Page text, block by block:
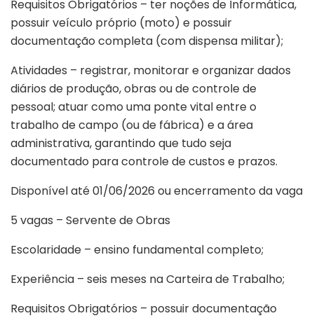
Requisitos Obrigatórios – ter noções de Informática,
possuir veículo próprio (moto) e possuir
documentação completa (com dispensa militar);
Atividades – registrar, monitorar e organizar dados
diários de produção, obras ou de controle de
pessoal; atuar como uma ponte vital entre o
trabalho de campo (ou de fábrica) e a área
administrativa, garantindo que tudo seja
documentado para controle de custos e prazos.
Disponível até 01/06/2026 ou encerramento da vaga
5 vagas – Servente de Obras
Escolaridade – ensino fundamental completo;
Experiência – seis meses na Carteira de Trabalho;
Requisitos Obrigatórios – possuir documentação